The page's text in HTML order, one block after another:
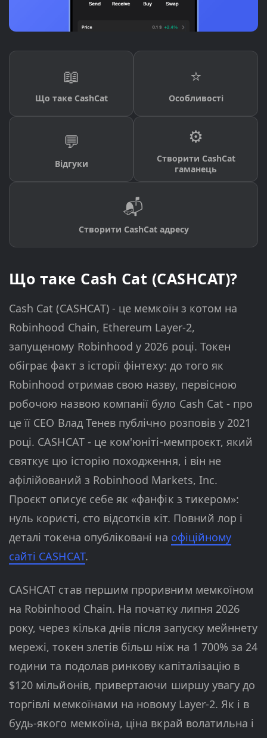
📖
Що таке CashCat
⭐
Особливості
💬
Відгуки
⚙️
Створити CashCat
гаманець
📬
Створити CashCat адресу
Що таке Cash Cat (CASHCAT)?
Cash Cat (CASHCAT) - це мемкоїн з котом на
Robinhood Chain, Ethereum Layer-2,
запущеному Robinhood у 2026 році. Токен
обіграє факт з історії фінтеху: до того як
Robinhood отримав свою назву, первісною
робочою назвою компанії було Cash Cat - про
це її CEO Влад Тенев публічно розповів у 2021
році. CASHCAT - це ком'юніті-мемпроєкт, який
святкує цю історію походження, і він не
афілійований з Robinhood Markets, Inc.
Проєкт описує себе як «фанфік з тикером»:
нуль користі, сто відсотків кіт. Повний лор і
деталі токена опубліковані на офіційному
сайті CASHCAT.
CASHCAT став першим проривним мемкоїном
на Robinhood Chain. На початку липня 2026
року, через кілька днів після запуску мейннету
мережі, токен злетів більш ніж на 1 700% за 24
години та подолав ринкову капіталізацію в
$120 мільйонів, привертаючи ширшу увагу до
торгівлі мемкоїнами на новому Layer-2. Як і в
будь-якого мемкоїна, ціна вкрай волатильна і